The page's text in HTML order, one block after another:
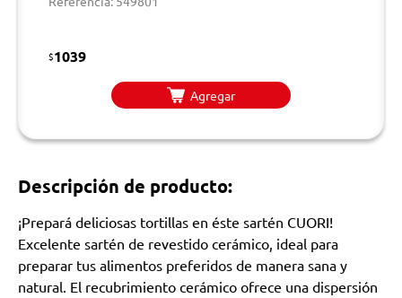
$1039
Agregar
Descripción de producto:
¡Prepará deliciosas tortillas en éste sartén CUORI!
Excelente sartén de revestido cerámico, ideal para
preparar tus alimentos preferidos de manera sana y
natural. El recubrimiento cerámico ofrece una dispersión